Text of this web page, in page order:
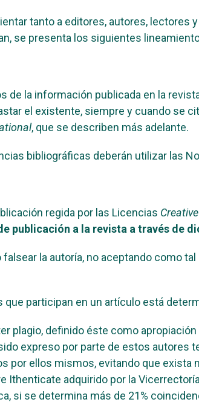
tanto a editores, autores,
se presenta los siguientes
de la información publicada en la
el existente, siempre y cuando se
, que se describen más adelante.
bibliográficas deberán utilizar las
regida por las Licencias
publicación a la revista a través de
la autoría, no aceptando como
que participan en un artículo está
plagio, definido éste como
expreso por parte de estos
por ellos mismos, evitando que
Ithenticate adquirido por la
si se determina más de 21%